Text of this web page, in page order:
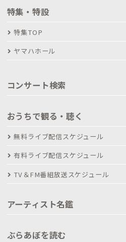
特集・特設
特集TOP
ヤマハホール
コンサート検索
おうちで観る・聴く
無料ライブ配信スケジュール
有料ライブ配信スケジュール
TV＆FM番組放送スケジュール
アーティスト名鑑
ぶらあぼを読む